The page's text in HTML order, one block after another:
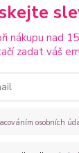
nákupu nad
zadat váš
osobních